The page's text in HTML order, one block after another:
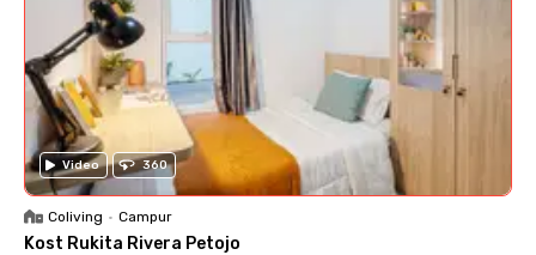
Video 360
Coliving • Campur
Kost Rukita Rivera Petojo